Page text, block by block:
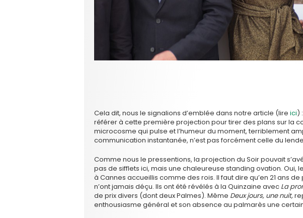
Cela dit, nous le signalions d’emblée dans notre article (lire ici)
référer à cette première projection pour tirer des plans sur la
microcosme qui pulse et l’humeur du moment, terriblement
communication instantanée, n’est pas forcément celle du
Comme nous le pressentions, la projection du Soir pouvait
pas de sifflets ici, mais une chaleureuse standing ovation. Oui,
à Cannes accueillis comme des rois. Il faut dire qu’en 21 ans
n’ont jamais déçu. Ils ont été révélés à la Quinzaine avec La
de prix divers (dont deux Palmes). Même Deux jours, une nuit,
enthousiasme général et son absence au palmarès une